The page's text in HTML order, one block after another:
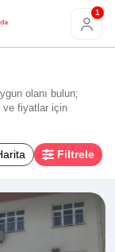
1
olanı bulun;
ve fiyatlar için
Filtrele